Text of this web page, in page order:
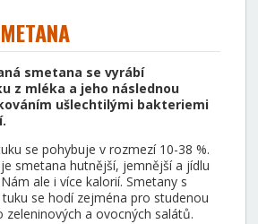
smetana se vyrábí
z mléka a jeho následnou
ušlechtilými bakteriemi
se pohybuje v rozmezí 10-38 %.
smetana hutnější, jemnější a jídlu
ale i více kalorií. Smetany s
se hodí zejména pro studenou
zeleninových a ovocných salátů.